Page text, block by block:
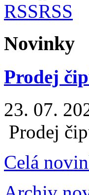
RSS
Novinky
Prodej
23. 07.
Prodej
Celá